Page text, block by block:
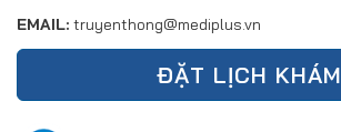
EMAIL: truyenthong@mediplus.vn
ĐẶT LỊCH KHÁM